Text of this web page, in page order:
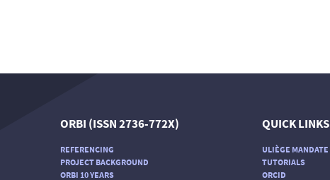
ORBI (ISSN 2736-772X)
REFERENCING
PROJECT BACKGROUND
ORBI 10 YEARS
QUICK LINKS
ULIÈGE MANDATE
TUTORIALS
ORCID